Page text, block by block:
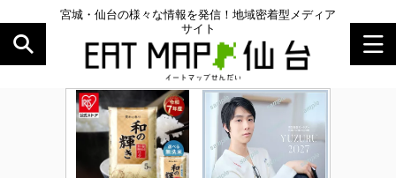
宮城・仙台の様々な情報を発信！地域密着型メディア
サイト